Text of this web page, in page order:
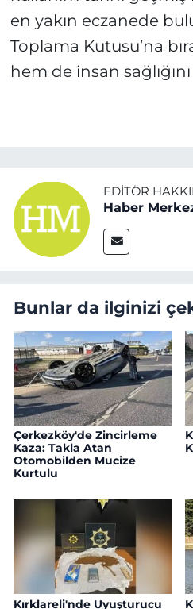
en yakın eczanede
Toplama Kutusu’na
hem de insan
EDITÖR
Haber
Bunlar da ilginizi
Çerkezköy'de Zincirleme
Kaza: Takla Atan
Otomobilden Mucize
Kurtulu
Kırklareli'nde Uyuşturucu